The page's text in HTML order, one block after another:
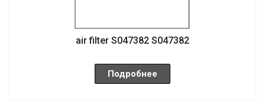
air filter S047382 S047382
Подробнее